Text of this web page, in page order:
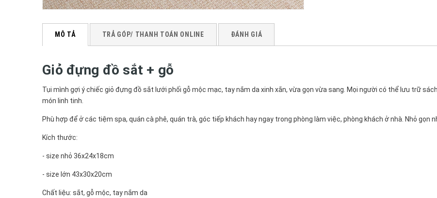
MÔ TẢ TRẢ GÓP/ THANH TOÁN ONLINE ĐÁNH GIÁ
Giỏ đựng đồ sắt + gỗ
Tụi mình gợi ý chiếc giỏ đựng đồ sắt lưới phối gỗ mộc mạc, tay nắm da xinh xắn, vừa gọn vừa sang. Mọi người có thể lưu trữ
món linh tinh.
Phù hợp để ở các tiệm spa, quán cà phê, quán trà, góc tiếp khách hay ngay trong phòng làm việc, phòng khách ở nhà. Nhỏ gọn
Kích thước:
- size nhỏ 36x24x18cm
- size lớn 43x30x20cm
Chất liệu: sắt, gỗ mộc, tay nắm da